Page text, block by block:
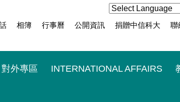
對外專區 INTERNATIONAL AFFAIRS
相簿 行事曆 公開資訊 捐贈中信科大 聯